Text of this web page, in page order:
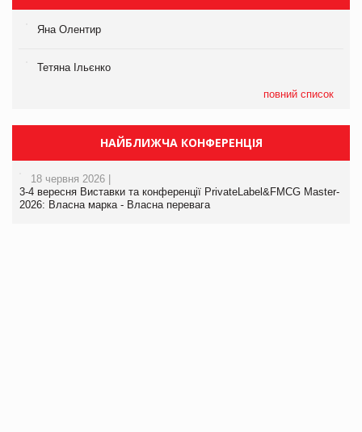
Яна Олентир
Тетяна Ільєнко
повний список
НАЙБЛИЖЧА КОНФЕРЕНЦІЯ
18 червня 2026 |
3-4 вересня Виставки та конференції PrivateLabel&FMCG Master-
2026: Власна марка - Власна перевага